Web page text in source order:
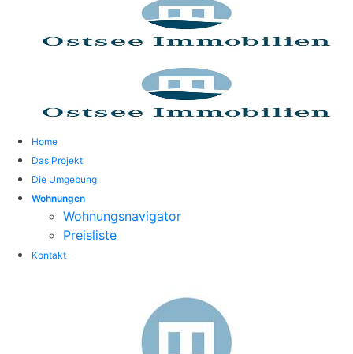
Home
Das Projekt
Die Umgebung
Wohnungen
Wohnungsnavigator
Preisliste
Kontakt